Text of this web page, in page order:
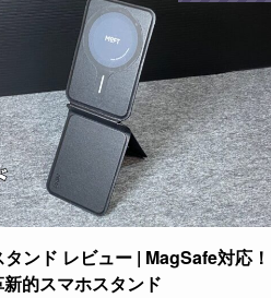
ンド レビュー | MagSafe対応！
的スマホスタンド